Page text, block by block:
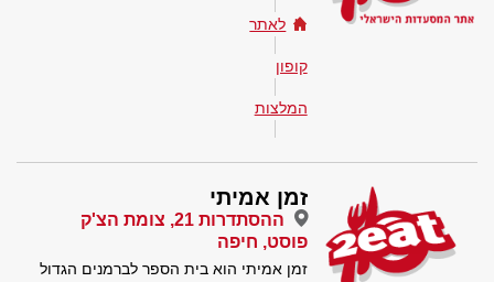
לאתר
קופון
המלצות
זמן אמיתי
ההסתדרות 21, צומת הצ'ק
פוסט, חיפה
זמן אמיתי הוא בית הספר לברמנים הגדול